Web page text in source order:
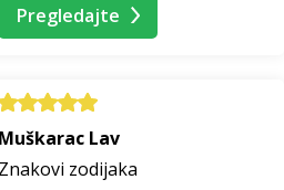
Pregledajte
Muškarac Lav
Znakovi zodijaka